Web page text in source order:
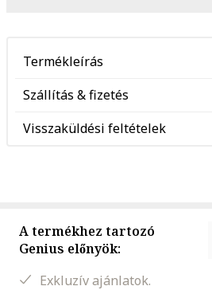
Termékleírás
Szállítás & fizetés
Visszaküldési feltételek
A termékhez tartozó
Genius előnyök:
Exkluzív ajánlatok.